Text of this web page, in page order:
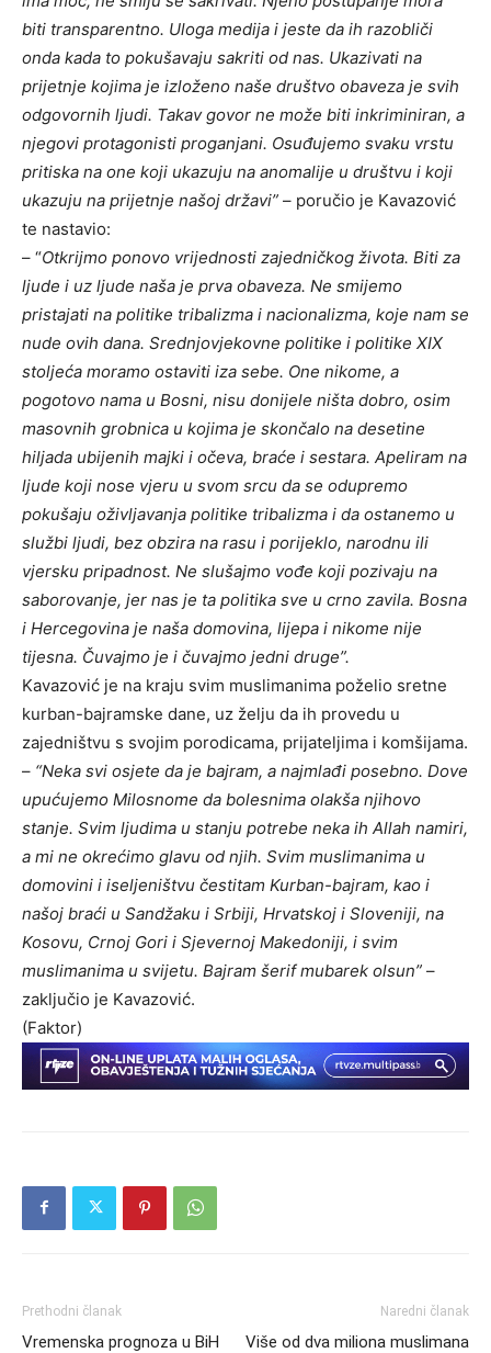
biti transparentno. Uloga medija i jeste da ih razobliči
onda kada to pokušavaju sakriti od nas. Ukazivati na
prijetnje kojima je izloženo naše društvo obaveza je svih
odgovornih ljudi. Takav govor ne može biti inkriminiran, a
njegovi protagonisti proganjani. Osuđujemo svaku vrstu
pritiska na one koji ukazuju na anomalije u društvu i koji
ukazuju na prijetnje našoj državi” – poručio je Kavazović
te nastavio:
– “Otkrijmo ponovo vrijednosti zajedničkog života. Biti za
ljude i uz ljude naša je prva obaveza. Ne smijemo
pristajati na politike tribalizma i nacionalizma, koje nam se
nude ovih dana. Srednjovjekovne politike i politike XIX
stoljeća moramo ostaviti iza sebe. One nikome, a
pogotovo nama u Bosni, nisu donijele ništa dobro, osim
masovnih grobnica u kojima je skončalo na desetine
hiljada ubijenih majki i očeva, braće i sestara. Apeliram na
ljude koji nose vjeru u svom srcu da se odupremo
pokušaju oživljavanja politike tribalizma i da ostanemo u
službi ljudi, bez obzira na rasu i porijeklo, narodnu ili
vjersku pripadnost. Ne slušajmo vođe koji pozivaju na
saborovanje, jer nas je ta politika sve u crno zavila. Bosna
i Hercegovina je naša domovina, lijepa i nikome nije
tijesna. Čuvajmo je i čuvajmo jedni druge”.
Kavazović je na kraju svim muslimanima poželio sretne
kurban-bajramske dane, uz želju da ih provedu u
zajedništvu s svojim porodicama, prijateljima i komšijama.
– “Neka svi osjete da je bajram, a najmlađi posebno. Dove
upućujemo Milosnome da bolesnima olakša njihovo
stanje. Svim ljudima u stanju potrebe neka ih Allah namiri,
a mi ne okrećimo glavu od njih. Svim muslimanima u
domovini i iseljeništvu čestitam Kurban-bajram, kao i
našoj braći u Sandžaku i Srbiji, Hrvatskoj i Sloveniji, na
Kosovu, Crnoj Gori i Sjevernoj Makedoniji, i svim
muslimanima u svijetu. Bajram šerif mubarek olsun” –
zaključio je Kavazović.
(Faktor)
Prethodni članak
Vremenska prognoza u BiH
Naredni članak
Više od dva miliona muslimana